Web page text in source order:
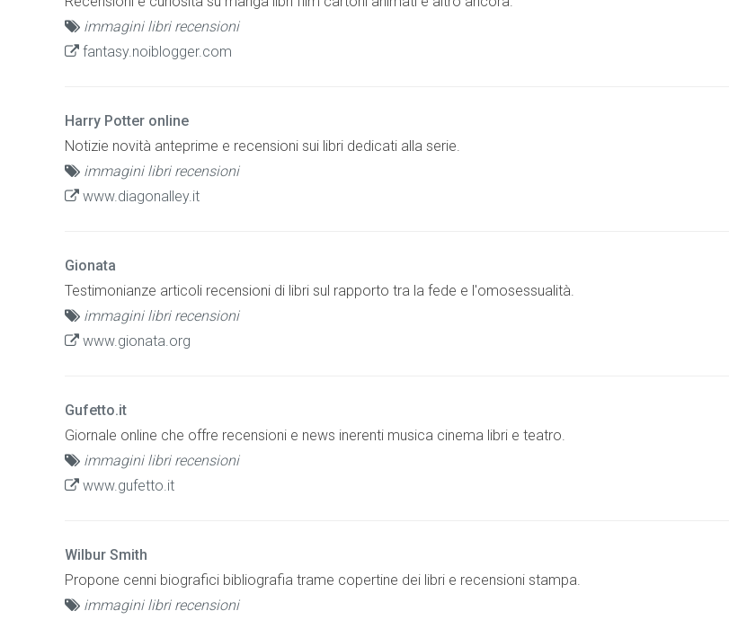
immagini libri recensioni
fantasy.noiblogger.com
Harry Potter online
Notizie novità anteprime e recensioni sui libri dedicati alla serie.
immagini libri recensioni
www.diagonalley.it
Gionata
Testimonianze articoli recensioni di libri sul rapporto tra la fede e l'omosessualità.
immagini libri recensioni
www.gionata.org
Gufetto.it
Giornale online che offre recensioni e news inerenti musica cinema libri e teatro.
immagini libri recensioni
www.gufetto.it
Wilbur Smith
Propone cenni biografici bibliografia trame copertine dei libri e recensioni stampa.
immagini libri recensioni